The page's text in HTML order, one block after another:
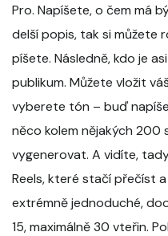
Pro. Napíšete, o čem má
delší popis, tak si můžete
píšete. Následně, kdo je
publikum. Můžete vložit
vyberete tón – buď
něco kolem nějakých 200
vygenerovat. A vidíte,
Reels, které stačí přečíst
extrémně jednoduché,
15, maximálně 30 vteřin.